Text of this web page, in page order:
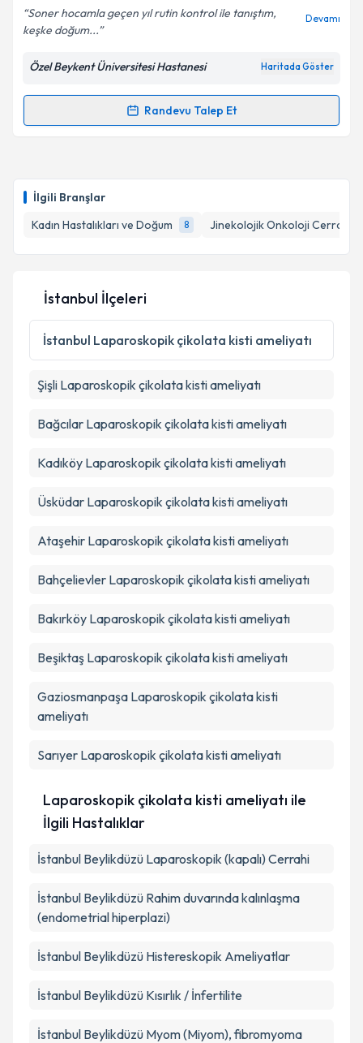
İlgili Branşlar
Kadın Hastalıkları ve Doğum
8 Jinekolojik Onkoloji Cerrahisi
E-posta Adresiniz
'ni okudum ve kişisel verilerimin belirtilen
kapsamda işlenmesini kabul ediyorum.
Soner hocamla geçen yıl rutin kontrol ile tanıştım,
keşke doğum...
Devamı
Özel Beykent Üniversitesi Hastanesi Haritada Göster
Randevu Talep Et
Randevu Takvimi Talebi
takvim hazırlandığında e-posta ile bilgilendireceğiz.
Kişisel verilerimin işlenmesine ilişkinAydınlatma
Metni
'ni okudum ve kişisel verilerimin belirtilen
kapsamda işlenmesini kabul ediyorum.
İstanbul İlçeleri
İstanbul Laparoskopik çikolata kisti ameliyatı
Şişli Laparoskopik çikolata kisti ameliyatı
Bağcılar Laparoskopik çikolata kisti ameliyatı
Kadıköy Laparoskopik çikolata kisti ameliyatı
Üsküdar Laparoskopik çikolata kisti ameliyatı
Ataşehir Laparoskopik çikolata kisti ameliyatı
Bahçelievler Laparoskopik çikolata kisti ameliyatı
Bakırköy Laparoskopik çikolata kisti ameliyatı
Beşiktaş Laparoskopik çikolata kisti ameliyatı
Gaziosmanpaşa Laparoskopik çikolata kisti
ameliyatı
Sarıyer Laparoskopik çikolata kisti ameliyatı
Laparoskopik çikolata kisti ameliyatı ile
İlgili Hastalıklar
İstanbul Beylikdüzü Laparoskopik (kapalı) Cerrahi
İstanbul Beylikdüzü Rahim duvarında kalınlaşma
(endometrial hiperplazi)
İstanbul Beylikdüzü Histereskopik Ameliyatlar
İstanbul Beylikdüzü Kısırlık / İnfertilite
İstanbul Beylikdüzü Myom (Miyom), fibromyoma